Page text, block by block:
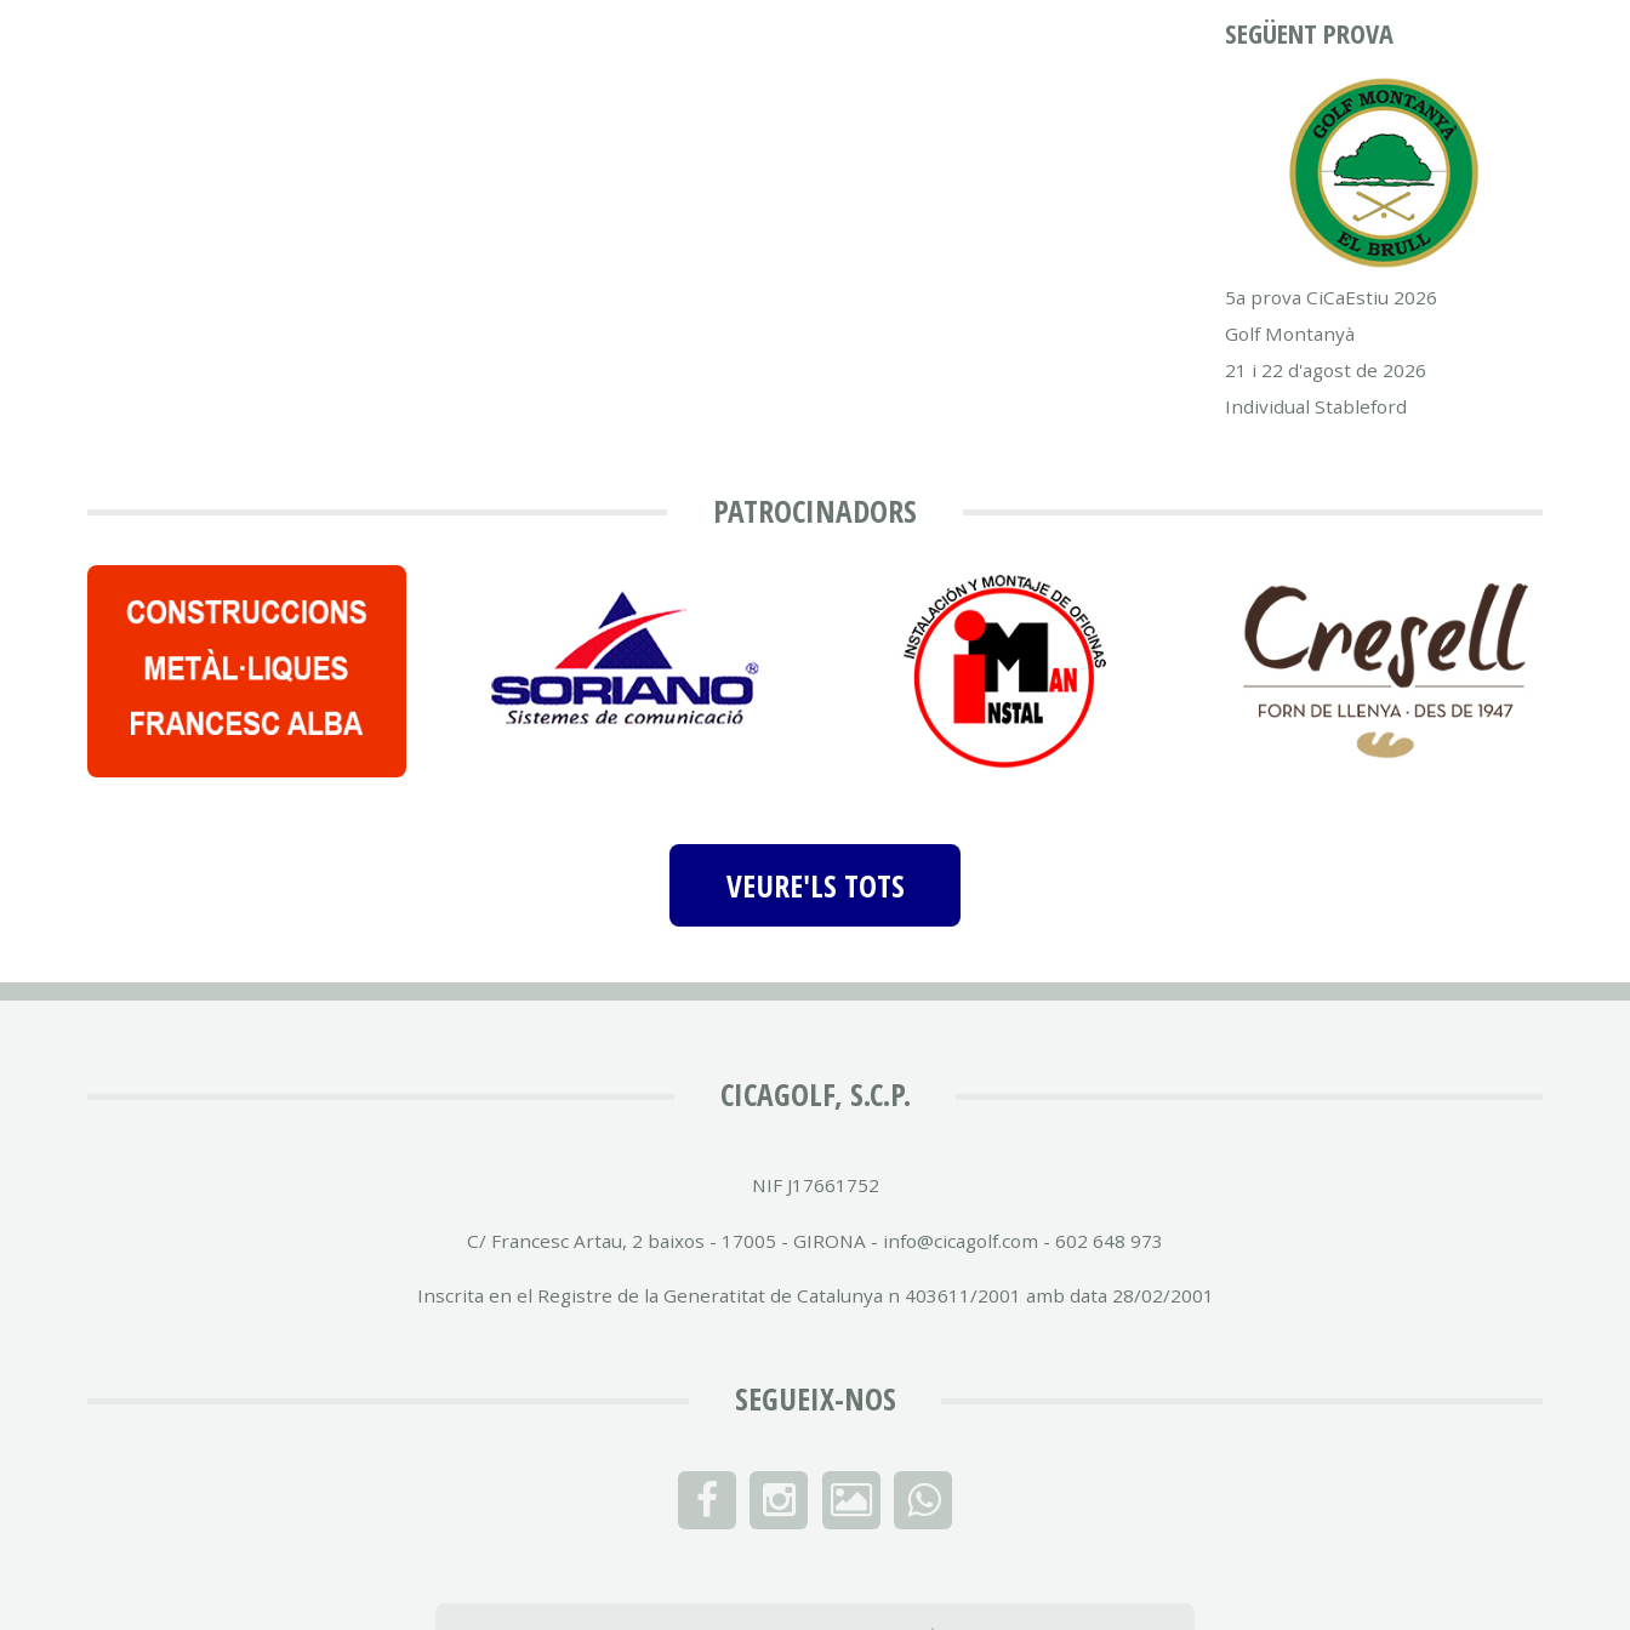
SEGÜENT PROVA
5a prova CiCaEstiu 2026
Golf Montanyà
21 i 22 d'agost de 2026
Individual Stableford
PATROCINADORS
VEURE'LS TOTS
CICAGOLF, S.C.P.
NIF J17661752
C/ Francesc Artau, 2 baixos - 17005 - GIRONA - info@cicagolf.com - 602 648 973
Inscrita en el Registre de la Generatitat de Catalunya n 403611/2001 amb data 28/02/2001
SEGUEIX-NOS